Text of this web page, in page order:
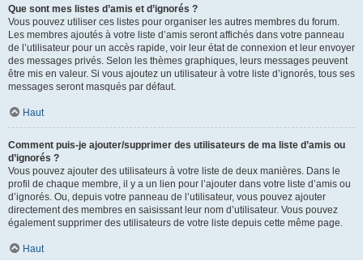
Que sont mes listes d’amis et d’ignorés ?
Vous pouvez utiliser ces listes pour organiser les autres membres du forum.
Les membres ajoutés à votre liste d’amis seront affichés dans votre panneau
de l’utilisateur pour un accès rapide, voir leur état de connexion et leur envoyer
des messages privés. Selon les thèmes graphiques, leurs messages peuvent
être mis en valeur. Si vous ajoutez un utilisateur à votre liste d’ignorés, tous ses
messages seront masqués par défaut.
Haut
Comment puis-je ajouter/supprimer des utilisateurs de ma liste d’amis ou
d’ignorés ?
Vous pouvez ajouter des utilisateurs à votre liste de deux manières. Dans le
profil de chaque membre, il y a un lien pour l’ajouter dans votre liste d’amis ou
d’ignorés. Ou, depuis votre panneau de l’utilisateur, vous pouvez ajouter
directement des membres en saisissant leur nom d’utilisateur. Vous pouvez
également supprimer des utilisateurs de votre liste depuis cette même page.
Haut